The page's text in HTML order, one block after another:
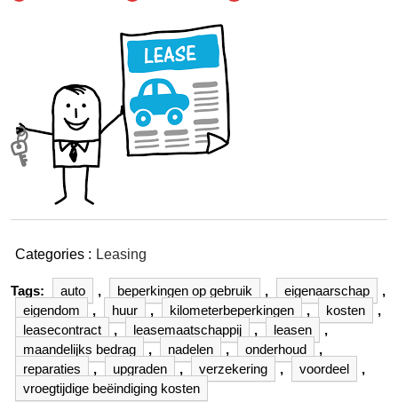
Categories : Leasing
Tags: auto , beperkingen op gebruik , eigenaarschap
,
eigendom
, huur , kilometerbeperkingen , kosten
,
leasecontract
, leasemaatschappij , leasen
,
maandelijks bedrag
, nadelen , onderhoud
,
reparaties
, upgraden , verzekering , voordeel
,
vroegtijdige beëindiging kosten